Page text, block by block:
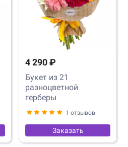
4 290 ₽
Букет из 21
разноцветной
герберы
1 отзывов
Заказать